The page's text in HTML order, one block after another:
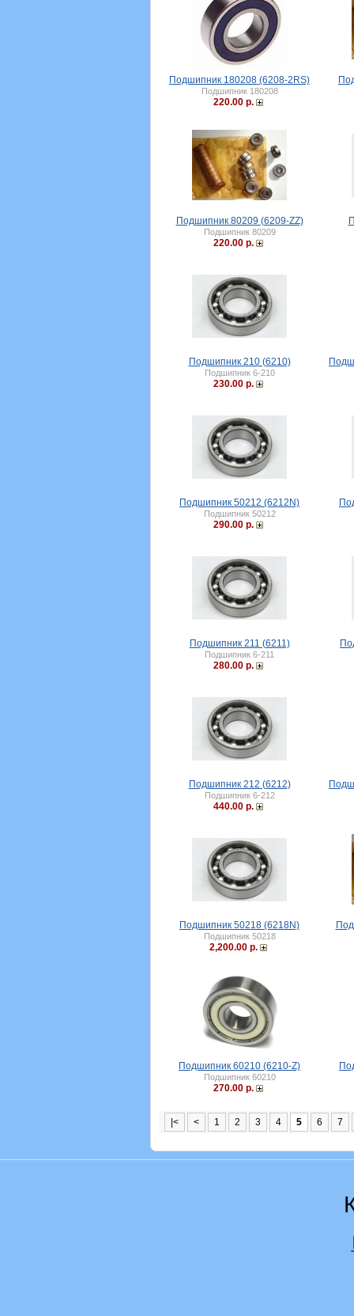
Подшипник 180208 (6208-2RS)
Подшипник 180208
220.00 р.
Подшипник 80209 (6209-ZZ)
Подшипник 80209
220.00 р.
Подшипник 210 (6210)
Подшипник 6-210
230.00 р.
Подшипник 50212 (6212N)
Подшипник 50212
290.00 р.
Подшипник 211 (6211)
Подшипник 6-211
280.00 р.
Подшипник 212 (6212)
Подшипник 6-212
440.00 р.
Подшипник 50218 (6218N)
Подшипник 50218
2,200.00 р.
Подшипник 60210 (6210-Z)
Подшипник 60210
270.00 р.
|< < 1 2 3 4 5 6 7